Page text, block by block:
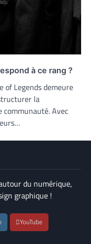
à ce rang ?
of Legends demeure
la
communauté. Avec
du numérique,
graphique !
YouTube